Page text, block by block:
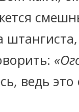
ведь